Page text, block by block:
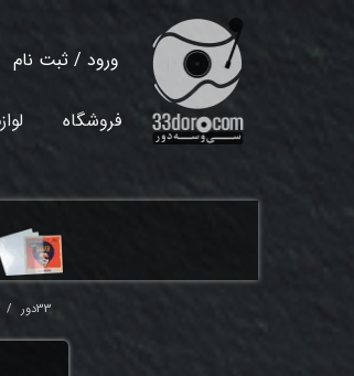
ورود / ثبت نام
خروج از حساب
فروشگاه
33دور